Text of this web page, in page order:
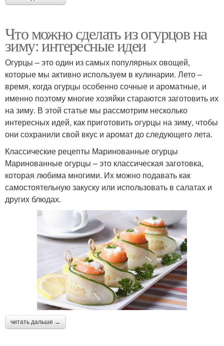
Что можно сделать из огурцов на
зиму: интересные идеи
Огурцы – это один из самых популярных овощей,
которые мы активно используем в кулинарии. Лето –
время, когда огурцы особенно сочные и ароматные, и
именно поэтому многие хозяйки стараются заготовить их
на зиму. В этой статье мы рассмотрим несколько
интересных идей, как приготовить огурцы на зиму, чтобы
они сохранили свой вкус и аромат до следующего лета.
Классические рецепты Маринованные огурцы
Маринованные огурцы – это классическая заготовка,
которая любима многими. Их можно подавать как
самостоятельную закуску или использовать в салатах и
других блюдах.
читать дальше →